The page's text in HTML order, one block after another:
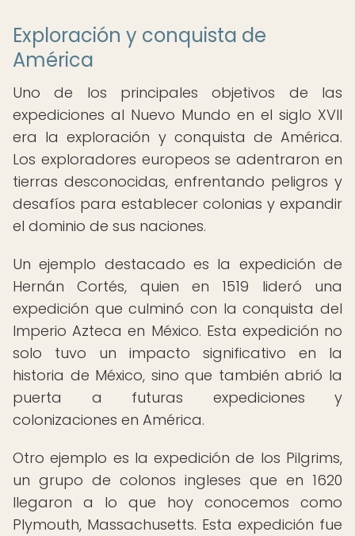
Exploración y conquista de
América
Uno de los principales objetivos de las
expediciones al Nuevo Mundo en el siglo XVII
era la exploración y conquista de América.
Los exploradores europeos se adentraron en
tierras desconocidas, enfrentando peligros y
desafíos para establecer colonias y expandir
el dominio de sus naciones.
Un ejemplo destacado es la expedición de
Hernán Cortés, quien en 1519 lideró una
expedición que culminó con la conquista del
Imperio Azteca en México. Esta expedición no
solo tuvo un impacto significativo en la
historia de México, sino que también abrió la
puerta a futuras expediciones y
colonizaciones en América.
Otro ejemplo es la expedición de los Pilgrims,
un grupo de colonos ingleses que en 1620
llegaron a lo que hoy conocemos como
Plymouth, Massachusetts. Esta expedición fue